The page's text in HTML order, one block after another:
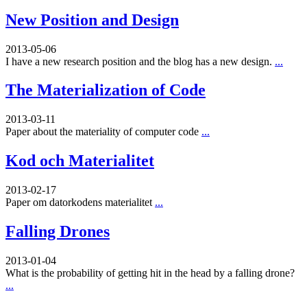
New Position and Design
2013-05-06
I have a new research position and the blog has a new design. ...
The Materialization of Code
2013-03-11
Paper about the materiality of computer code ...
Kod och Materialitet
2013-02-17
Paper om datorkodens materialitet ...
Falling Drones
2013-01-04
What is the probability of getting hit in the head by a falling drone?
...